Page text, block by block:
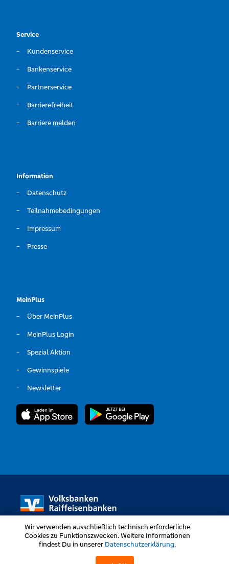
Service
Kundenservice
Bankenservice
Partnerservice
Barrierefreiheit
Barriere melden
Information
Datenschutz
Teilnahmebedingungen
Impressum
Presse
MeinPlus
Über MeinPlus
MeinPlus Login
Spezial Aktion
Gewinnspiele
Newsletter
Volksbanken Raiffeisenbanken © Alle Rechte vorbehalten
Wir verwenden ausschließlich technisch erforderliche
Cookies zu Funktionszwecken. Weitere Informationen
findest Du in unserer Datenschutzerklärung.